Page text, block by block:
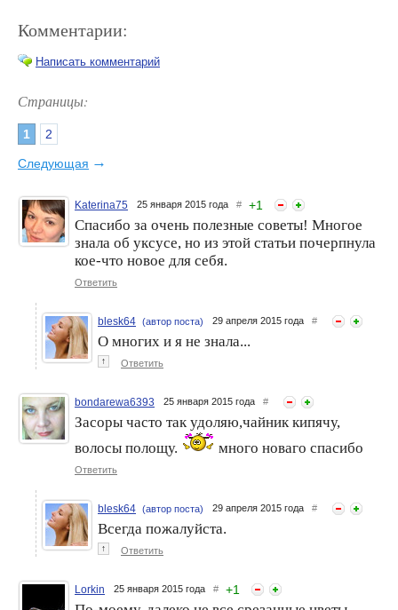
"Человек, который слишком
знаешь - крепче спишь:)
10 бьюти-вещей, которые
реально опасны
Уходовые средства DEFY
для мужчин, которые
Комментарии:
Написать комментарий
Страницы:
1 2
Следующая →
Katerina75 25 января 2015 года # +1
Спасибо за очень полезные советы! Многое
знала об уксусе, но из этой статьи почерпнула
кое-что новое для себя.
Ответить
blesk64 (автор поста) 29 апреля 2015 года #
О многих и я не знала...
↑ Ответить
bondarewa6393 25 января 2015 года #
Засоры часто так удоляю,чайник кипячу,
волосы полощу.
много новаго спасибо
Ответить
blesk64 (автор поста) 29 апреля 2015 года #
Всегда пожалуйста.
↑ Ответить
Lorkin 25 января 2015 года # +1